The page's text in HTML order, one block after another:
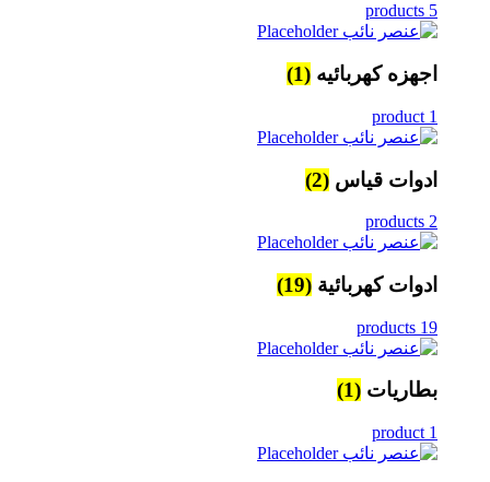
5 products
اجهزه كهربائيه (1)
1 product
ادوات قياس (2)
2 products
ادوات كهربائية (19)
19 products
بطاريات (1)
1 product